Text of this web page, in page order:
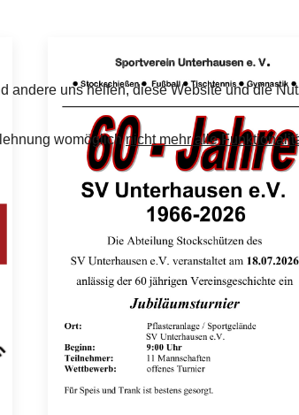
uns helfen, diese Website und die
womöglichnicht mehr alle